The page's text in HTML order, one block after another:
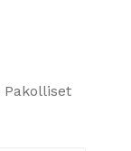
Pakolliset